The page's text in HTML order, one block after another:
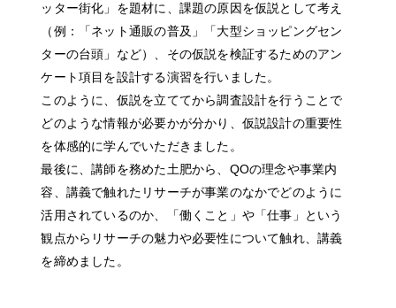
ッター街化」を題材に、課題の原因を仮説として考え
（例：「ネット通販の普及」「大型ショッピングセン
ターの台頭」など）、その仮説を検証するためのアン
ケート項目を設計する演習を行いました。
このように、仮説を立ててから調査設計を行うことで
どのような情報が必要かが分かり、仮説設計の重要性
を体感的に学んでいただきました。
最後に、講師を務めた土肥から、QOの理念や事業内
容、講義で触れたリサーチが事業のなかでどのように
活用されているのか、「働くこと」や「仕事」という
観点からリサーチの魅力や必要性について触れ、講義
を締めました。